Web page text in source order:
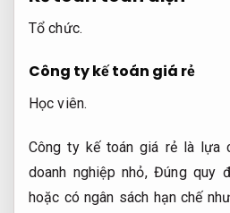
Tổ chức.
Công ty kế toán giá rẻ
Học viên.
Công ty kế toán giá rẻ là lựa
doanh nghiệp nhỏ,Đúng quy
hoặc có ngân sách hạn chế